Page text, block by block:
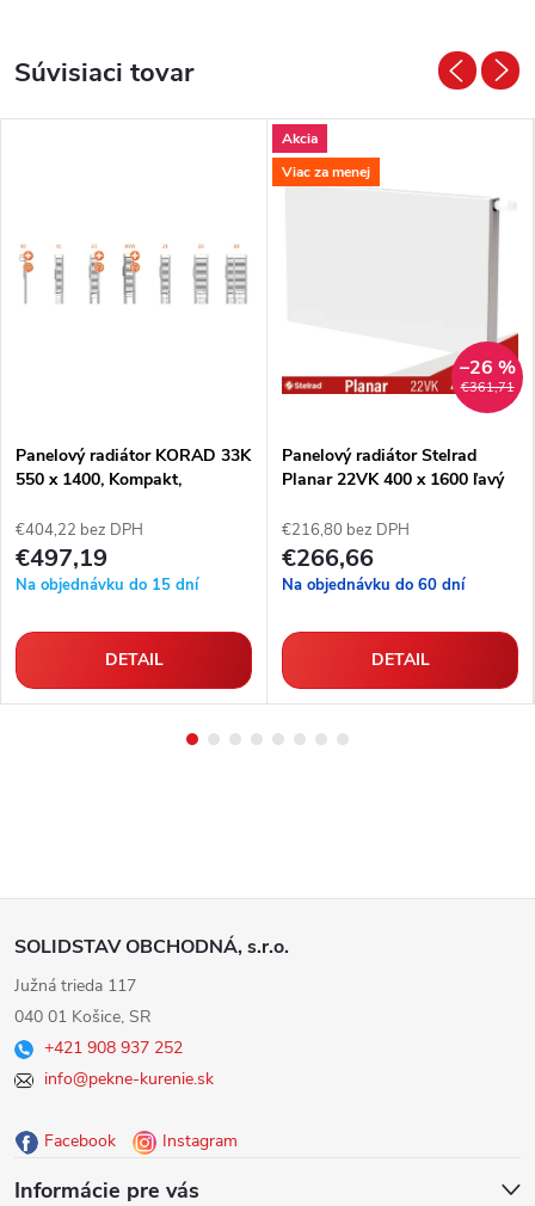
Súvisiaci tovar
Panelový radiátor KORAD 33K
550 x 1400, Kompakt,
€404,22 bez DPH
€497,19
Na objednávku do 15 dní
DETAIL
Akcia
Viac za menej
€361,71
–26 %
Panelový radiátor Stelrad
Planar 22VK 400 x 1600 ľavý
€216,80 bez DPH
€266,66
Na objednávku do 60 dní
DETAIL
Z
á
p
ä
SOLIDSTAV OBCHODNÁ, s.r.o.
Južná trieda 117
040 01 Košice, SR
+421 908 937 252
info@pekne-kurenie.sk
Facebook Instagram
Informácie pre vás